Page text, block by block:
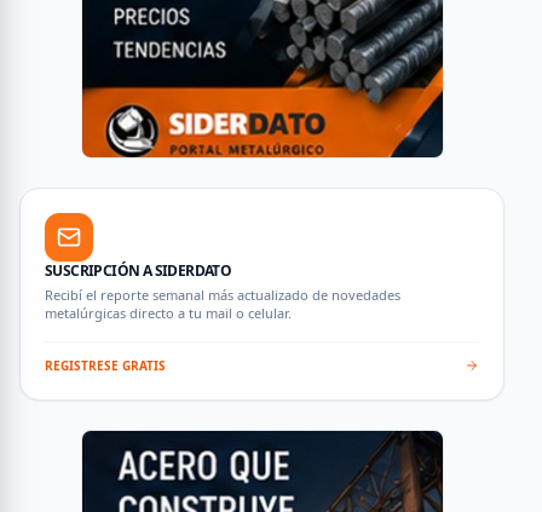
SUSCRIPCIÓN A SIDERDATO
Recibí el reporte semanal más actualizado de novedades
metalúrgicas directo a tu mail o celular.
REGISTRESE GRATIS